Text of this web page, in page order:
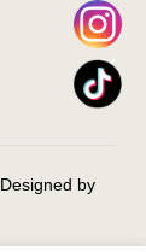
Designed by